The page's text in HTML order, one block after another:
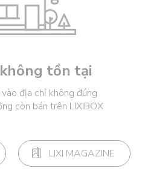
tồn tại
địa chỉ không đúng
còn bán trên LIXIBOX
LIXI MAGAZINE